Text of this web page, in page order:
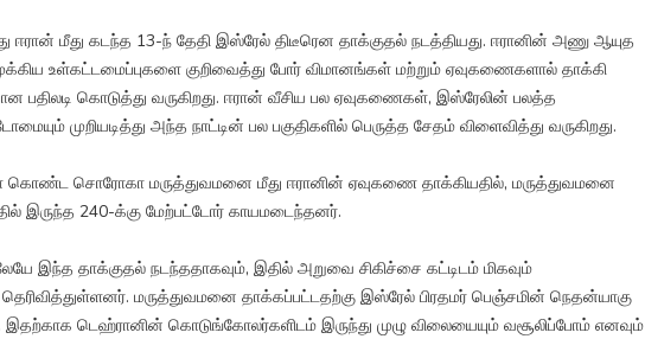
மீது கடந்த 13-ந் தேதி இஸ்ரேல் திடீரென தாக்குதல் நடத்தியது. ஈரானின் அணு ஆயுத
உள்கட்டமைப்புகளை குறிவைத்து போர் விமானங்கள் மற்றும் ஏவுகணைகளால் தாக்கி
பதிலடி கொடுத்து வருகிறது. ஈரான் வீசிய பல ஏவுகணைகள், இஸ்ரேலின் பலத்த
முறியடித்து அந்த நாட்டின் பல பகுதிகளில் பெருத்த சேதம் விளைவித்து வருகிறது.
கொண்ட சொரோகா மருத்துவமனை மீது ஈரானின் ஏவுகணை தாக்கியதில், மருத்துவமனை
இருந்த 240-க்கு மேற்பட்டோர் காயமடைந்தனர்.
இந்த தாக்குதல் நடந்ததாகவும், இதில் அறுவை சிகிச்சை கட்டிடம் மிகவும்
மருத்துவமனை தாக்கப்பட்டதற்கு இஸ்ரேல் பிரதமர் பெஞ்சமின் நெதன்யாகு
டெஹ்ரானின் கொடுங்கோலர்களிடம் இருந்து முழு விலையையும் வசூலிப்போம் எனவும்